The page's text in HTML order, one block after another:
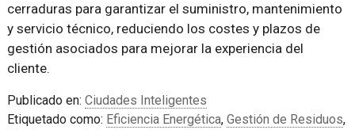
cerraduras para garantizar el suministro, mantenimiento
y servicio técnico, reduciendo los costes y plazos de
gestión asociados para mejorar la experiencia del
cliente.
Publicado en: Ciudades Inteligentes
Etiquetado como: Eficiencia Energética, Gestión de Residuos,